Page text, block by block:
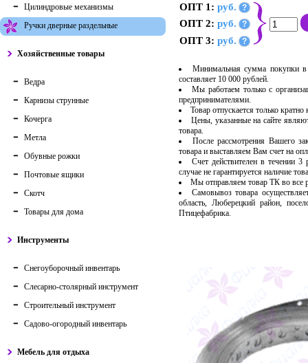
Цилиндровые механизмы
Ручки дверные раздельные
Хозяйственные товары
Ведра
Карнизы струнные
Кочерга
Метла
Обувные рожки
Почтовые ящики
Скотч
Товары для дома
Инструменты
Снегоуборочный инвентарь
Слесарно-столярный инструмент
Строительный инструмент
Садово-огородный инвентарь
Мебель для отдыха
ОПТ 1: руб. ?
ОПТ 2: руб. ?
ОПТ 3: руб. ?
Минимальная сумма покупки в
составляет 10 000 рублей.
Мы работаем только с
предпринимателями.
Товар отпускается только
Цены, указанные на сайте
товара.
После рассмотрения Вашего
товара и выставляем Вам счет на
Счет действителен в течении
случае не гарантируется наличие
Мы отправляем товар ТК во
Самовывоз товара
область, Люберецкий район,
Птицефабрика.